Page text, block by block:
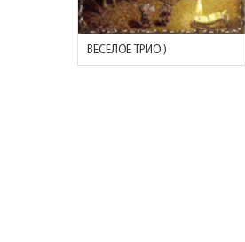
ВЕСЕЛОЕ ТРИО )